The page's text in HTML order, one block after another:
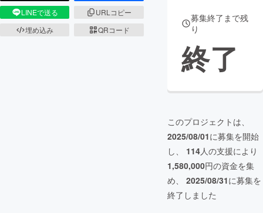
LINEで送る
URLコピー
埋め込み
QRコード
募集終了まで残
り
終了
このプロジェクトは、
2025/08/01に募集を開始
し、 114人の支援により
1,580,000円の資金を集
め、 2025/08/31に募集を
終了しました